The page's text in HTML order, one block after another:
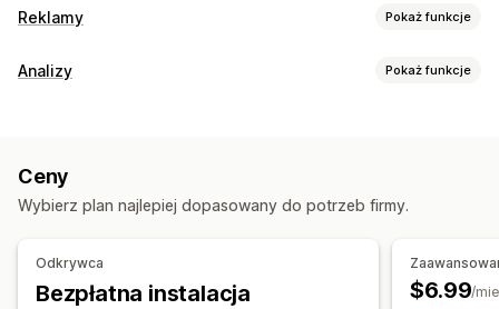
Reklamy Pokaż funkcje
Targetowanie
Retargetowanie
Media społecznościowe
Analizy wydajności
Analizy Pokaż funkcje
Marketing i sprzedaż
Ceny
Wybierz plan najlepiej dopasowany do potrzeb firmy.
Odkrywca
Bezpłatna instalacja $6.99/